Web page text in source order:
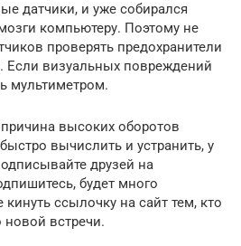
датчики, и уже собирался
компьютеру. Поэтому не
проверять предохранители
Если визуальных повреждений
мультиметром.
высоких оборотов
вычислить и устранить, у
друзей на
будет много
кинуть ссылочку на сайт тем, кто
встречи.